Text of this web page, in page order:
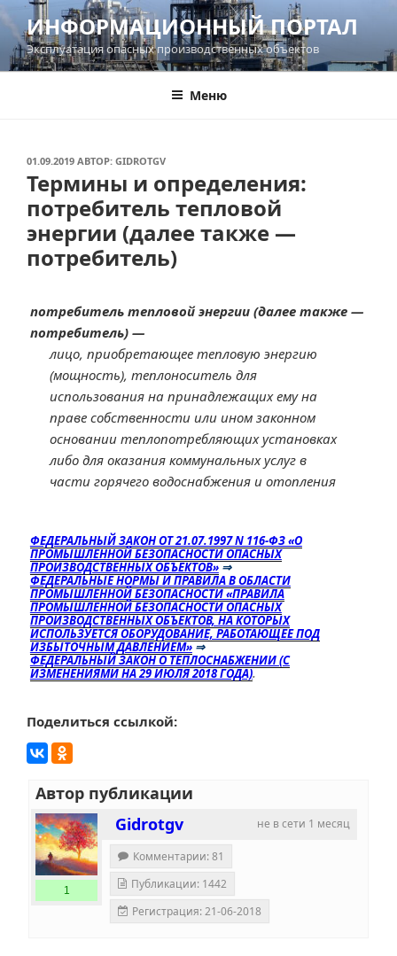
Перейти
содержимому
ИНФОРМАЦИОННЫЙ ПОРТАЛ
Эксплуатация опасных производственных объектов
Меню
ОПУБЛИКОВАНО
01.09.2019 АВТОР: GIDROTGV
Термины и определения:
потребитель тепловой
энергии (далее также —
потребитель)
потребитель тепловой энергии (далее также —
потребитель) —
лицо, приобретающее тепловую энергию
(мощность), теплоноситель для
использования на принадлежащих ему на
праве собственности или ином законном
основании теплопотребляющих установках
либо для оказания коммунальных услуг в
части горячего водоснабжения и отопления
ФЕДЕРАЛЬНЫЙ ЗАКОН ОТ 21.07.1997 N 116-ФЗ «О
ПРОМЫШЛЕННОЙ БЕЗОПАСНОСТИ ОПАСНЫХ
ПРОИЗВОДСТВЕННЫХ ОБЪЕКТОВ»⇒
ФЕДЕРАЛЬНЫЕ НОРМЫ И ПРАВИЛА В ОБЛАСТИ
ПРОМЫШЛЕННОЙ БЕЗОПАСНОСТИ «ПРАВИЛА
ПРОМЫШЛЕННОЙ БЕЗОПАСНОСТИ ОПАСНЫХ
ПРОИЗВОДСТВЕННЫХ ОБЪЕКТОВ, НА КОТОРЫХ
ИСПОЛЬЗУЕТСЯ ОБОРУДОВАНИЕ, РАБОТАЮЩЕЕ ПОД
ИЗБЫТОЧНЫМ ДАВЛЕНИЕМ»⇒
ФЕДЕРАЛЬНЫЙ ЗАКОН О ТЕПЛОСНАБЖЕНИИ (С
ИЗМЕНЕНИЯМИ НА 29 ИЮЛЯ 2018 ГОДА).
Поделиться ссылкой:
Автор публикации
не в сети 1 месяц
Gidrotgv
1
Комментарии: 81
Публикации: 1442
Регистрация: 21-06-2018